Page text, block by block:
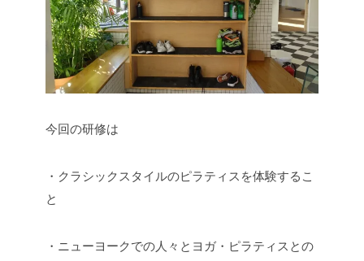
今回の研修は
・クラシックスタイルのピラティスを体験するこ
と
・ニューヨークでの人々とヨガ・ピラティスとの